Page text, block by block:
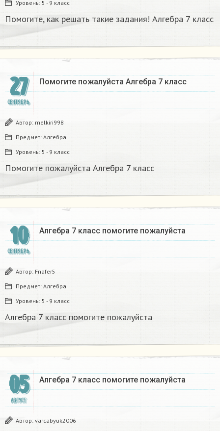
Уровень: 5 - 9 класс
Помогите, как решать такие задания! Алгебра 7 класс
27
СЕНТЯБРЬ
Помогите пожалуйста Алгебра 7 класс
Автор: melkiri998
Предмет: Алгебра
Уровень: 5 - 9 класс
Помогите пожалуйста Алгебра 7 класс
10
СЕНТЯБРЬ
Алгебра 7 класс помогите пожалуйста
Автор: Fnafer5
Предмет: Алгебра
Уровень: 5 - 9 класс
Алгебра 7 класс помогите пожалуйста
05
АВГУСТ
Алгебра 7 класс помогите пожалуйста
Автор: varcabyuk2006